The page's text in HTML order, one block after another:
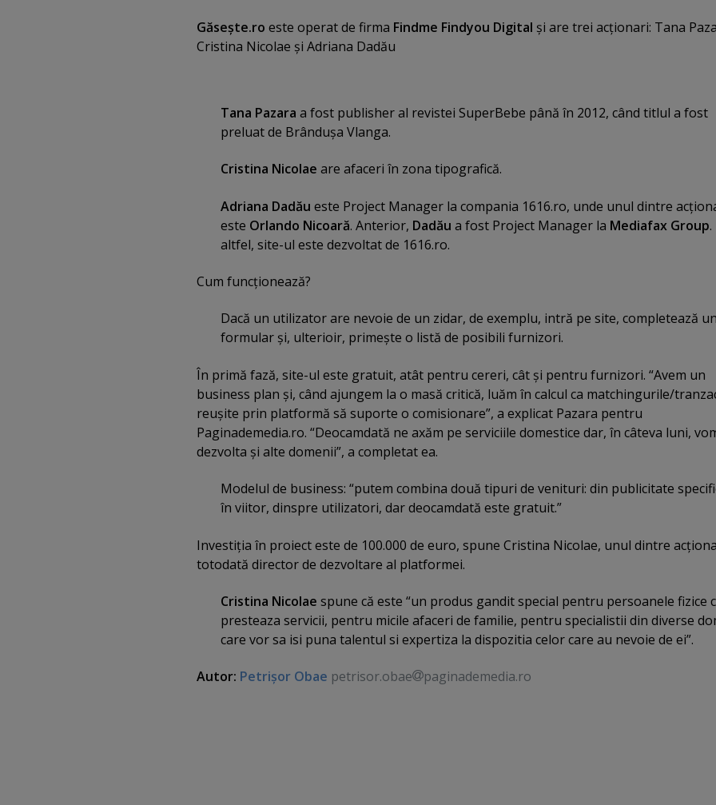
Găseşte.ro este operat de firma Findme Findyou Digital şi are trei acţionari: Tana
Cristina Nicolae şi Adriana Dadău
Tana Pazara a fost publisher al revistei SuperBebe până în 2012, când titlul a fost
preluat de Brânduşa Vlanga.
Cristina Nicolae are afaceri în zona tipografică.
Adriana Dadău este Project Manager la compania 1616.ro, unde unul dintre
este Orlando Nicoară. Anterior, Dadău a fost Project Manager la Mediafax Group
altfel, site-ul este dezvoltat de 1616.ro.
Cum funcţionează?
Dacă un utilizator are nevoie de un zidar, de exemplu, intră pe site, completează
formular şi, ulterioir, primeşte o listă de posibili furnizori.
În primă fază, site-ul este gratuit, atât pentru cereri, cât şi pentru furnizori. “Avem un
business plan şi, când ajungem la o masă critică, luăm în calcul ca matchingurile/
reuşite prin platformă să suporte o comisionare”, a explicat Pazara pentru
Paginademedia.ro. “Deocamdată ne axăm pe serviciile domestice dar, în câteva luni,
dezvolta şi alte domenii”, a completat ea.
Modelul de business: “putem combina două tipuri de venituri: din publicitate
în viitor, dinspre utilizatori, dar deocamdată este gratuit.”
Investiţia în proiect este de 100.000 de euro, spune Cristina Nicolae, unul dintre
totodată director de dezvoltare al platformei.
Cristina Nicolae spune că este “un produs gandit special pentru persoanele fizice
presteaza servicii, pentru micile afaceri de familie, pentru specialistii din diverse
care vor sa isi puna talentul si expertiza la dispozitia celor care au nevoie de ei”.
Autor: Petrişor Obae petrisor.obae paginademedia.ro